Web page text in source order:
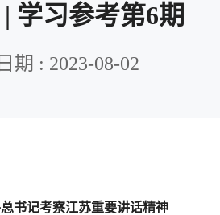
学习参考第6期
期 : 2023-08-02
总书记考察江苏重要讲话精神